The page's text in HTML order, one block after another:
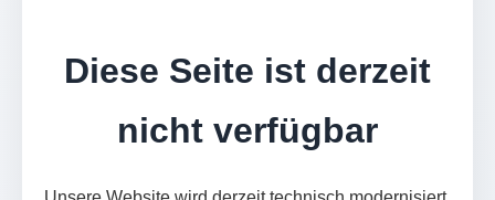
Diese Seite ist derzeit
nicht verfügbar